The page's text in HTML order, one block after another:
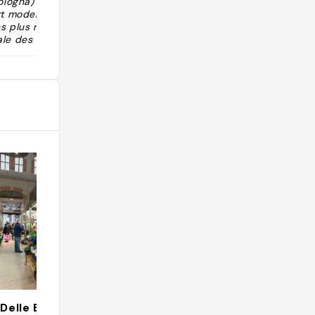
moderne et c
plus remarqu
des arts de
mondia
que " Art et i
", " Nouvelle
d'exp
culturell
toujours rép
d'expériment
régulièrem
et étra
bâtiment du
Giorgio
artistes
On y découvr
Erbe